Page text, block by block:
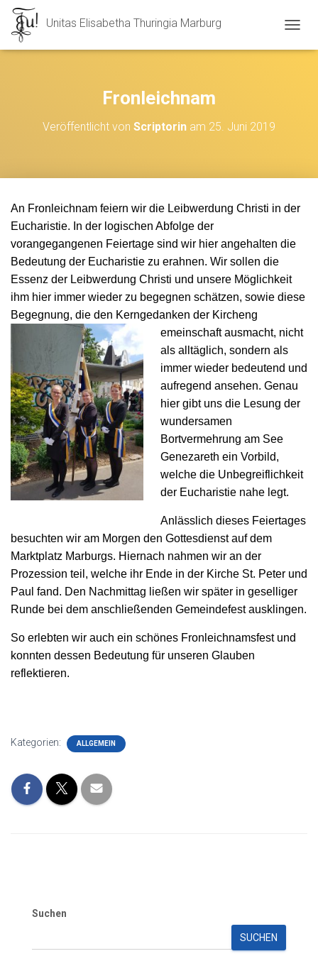
Unitas Elisabetha Thuringia Marburg
A
C
E
Fronleichnam
Veröffentlicht von Scriptorin am 25. Juni 2019
An Fronleichnam feiern wir die Leibwerdung Christi in der
Eucharistie. In der logischen Abfolge der
vorangegangenen Feiertage sind wir hier angehalten die
Bedeutung der Eucharistie zu erahnen. Wir sollen die
Essenz der Leibwerdung Christi und unsere Möglichkeit
ihm hier immer wieder zu begegnen schätzen, sowie diese
Begegnung, die den Kerngedanken der Kircheng
emeinschaft ausmacht, nicht
als alltäglich, sondern als
immer wieder bedeutend und
aufregend ansehen. Genau
hier gibt uns die Lesung der
wundersamen
Bortvermehrung am See
Genezareth ein Vorbild,
welche die Unbegreiflichkeit
der Eucharistie nahe legt.
Anlässlich dieses Feiertages
besuchten wir am Morgen den Gottesdienst auf dem
Marktplatz Marburgs. Hiernach nahmen wir an der
Prozession teil, welche ihr Ende in der Kirche St. Peter und
Paul fand. Den Nachmittag ließen wir später in geselliger
Runde bei dem anschließenden Gemeindefest ausklingen.
So erlebten wir auch ein schönes Fronleichnamsfest und
konnten dessen Bedeutung für unseren Glauben
reflektieren.
Kategorien: ALLGEMEIN
Suchen
SUCHEN